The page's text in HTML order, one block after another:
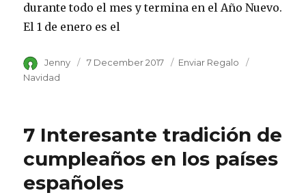
durante todo el mes y termina en el Año Nuevo.
El 1 de enero es el
Author
Jenny
Posted
7 December 2017 Category
Enviar Regalo
Navidad
7 Interesante tradición de
cumpleaños en los países
españoles